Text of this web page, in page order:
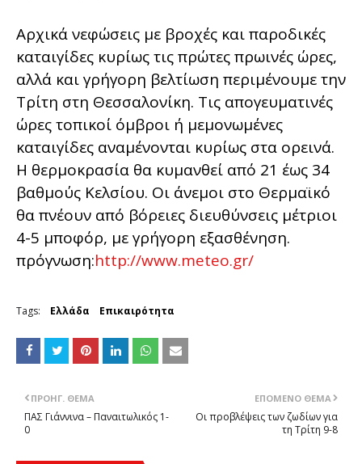
Αρχικά νεφώσεις με βροχές και παροδικές
καταιγίδες κυρίως τις πρώτες πρωινές ώρες,
αλλά και γρήγορη βελτίωση περιμένουμε την
Τρίτη στη Θεσσαλονίκη. Τις απογευματινές
ώρες τοπικοί όμβροι ή μεμονωμένες
καταιγίδες αναμένονται κυρίως στα ορεινά.
Η θερμοκρασία θα κυμανθεί από 21 έως 34
βαθμούς Κελσίου. Οι άνεμοι στο Θερμαϊκό
θα πνέουν από βόρειες διευθύνσεις μέτριοι
4-5 μποφόρ, με γρήγορη εξασθένηση.
πρόγνωση:http://www.meteo.gr/
Tags: Ελλάδα Επικαιρότητα
ΕΠΌΜΕΝΟ ΘΈΜΑ
Οι προβλέψεις των ζωδίων για
τη Τρίτη 9-8
ΠΡΟΗΓ. ΘΈΜΑ
ΠΑΣ Γιάννινα – Παναιτωλικός 1-
0